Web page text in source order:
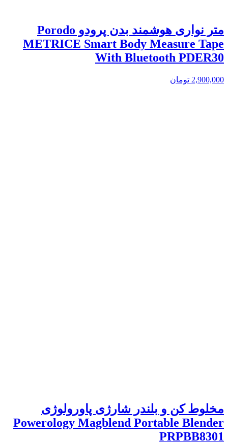
متر نواری هوشمند بدن پرودو Porodo
METRICE Smart Body Measure Tape
With Bluetooth PDER30
2,900,000 تومان
مخلوط کن و بلندر شارژی پاورولوژی
Powerology Magblend Portable Blender
PRPBB8301